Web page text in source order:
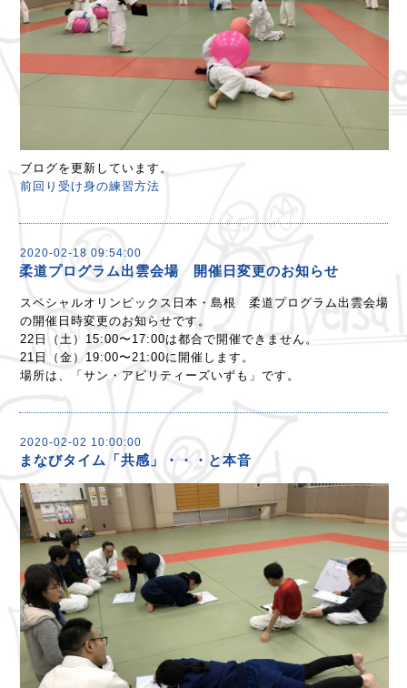
ブログを更新しています。
前回り受け身の練習方法
2020-02-18 09:54:00
柔道プログラム出雲会場 開催日変更のお知らせ
スペシャルオリンピックス日本・島根 柔道プログラム出雲会場
の開催日時変更のお知らせです。
22日（土）15:00〜17:00は都合で開催できません。
21日（金）19:00〜21:00に開催します。
場所は、「サン・アビリティーズいずも」です。
2020-02-02 10:00:00
まなびタイム「共感」・・・と本音